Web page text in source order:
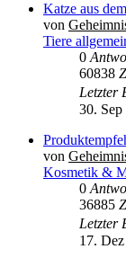
Katze aus
von
Tiere
0
60838
Letzter
30.
von
Kosmetik &
0
36885
Letzter
17.